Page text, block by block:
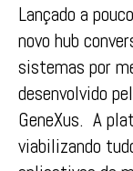
Lançado a
novo hub
sistemas por
desenvolvido
GeneXus. A
viabilizando